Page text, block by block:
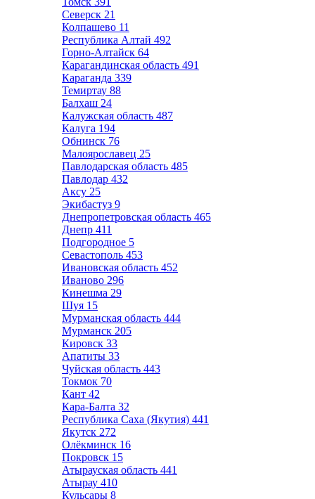
Северск 21
Колпашево 11
Республика Алтай 492
Горно-Алтайск 64
Карагандинская область 491
Караганда 339
Темиртау 88
Балхаш 24
Калужская область 487
Калуга 194
Обнинск 76
Малоярославец 25
Павлодарская область 485
Павлодар 432
Аксу 25
Экибастуз 9
Днепропетровская область 465
Днепр 411
Подгородное 5
Севастополь 453
Ивановская область 452
Иваново 296
Кинешма 29
Шуя 15
Мурманская область 444
Мурманск 205
Кировск 33
Апатиты 33
Чуйская область 443
Токмок 70
Кант 42
Кара-Балта 32
Республика Саха (Якутия) 441
Якутск 272
Олёкминск 16
Покровск 15
Атырауская область 441
Атырау 410
Кульсары 8